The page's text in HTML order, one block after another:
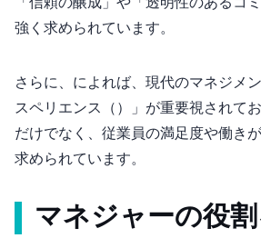
「信頼の醸成」や「透明性のあるコ
強く求められています。
さらに、Harvard Business Reviewによれば、現代の
スペリエンス（EX）」が重要視されて
だけでなく、従業員の満足度や働き
求められています。
マネジャーの役